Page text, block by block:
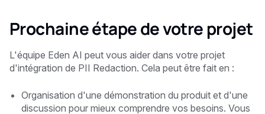
Prochaine étape de votre projet
L'équipe Eden AI peut vous aider dans votre projet
d'intégration de PII Redaction. Cela peut être fait en :
Organisation d'une démonstration du produit et d'une
discussion pour mieux comprendre vos besoins. Vous